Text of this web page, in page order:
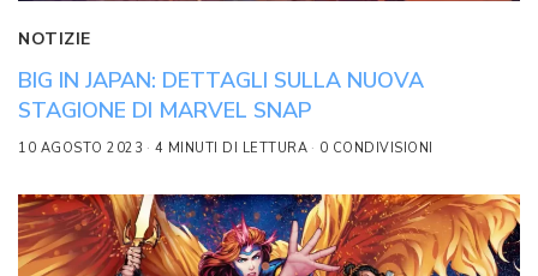
NOTIZIE
BIG IN JAPAN: DETTAGLI SULLA NUOVA
STAGIONE DI MARVEL SNAP
10 AGOSTO 2023 4 MINUTI DI LETTURA 0 CONDIVISIONI